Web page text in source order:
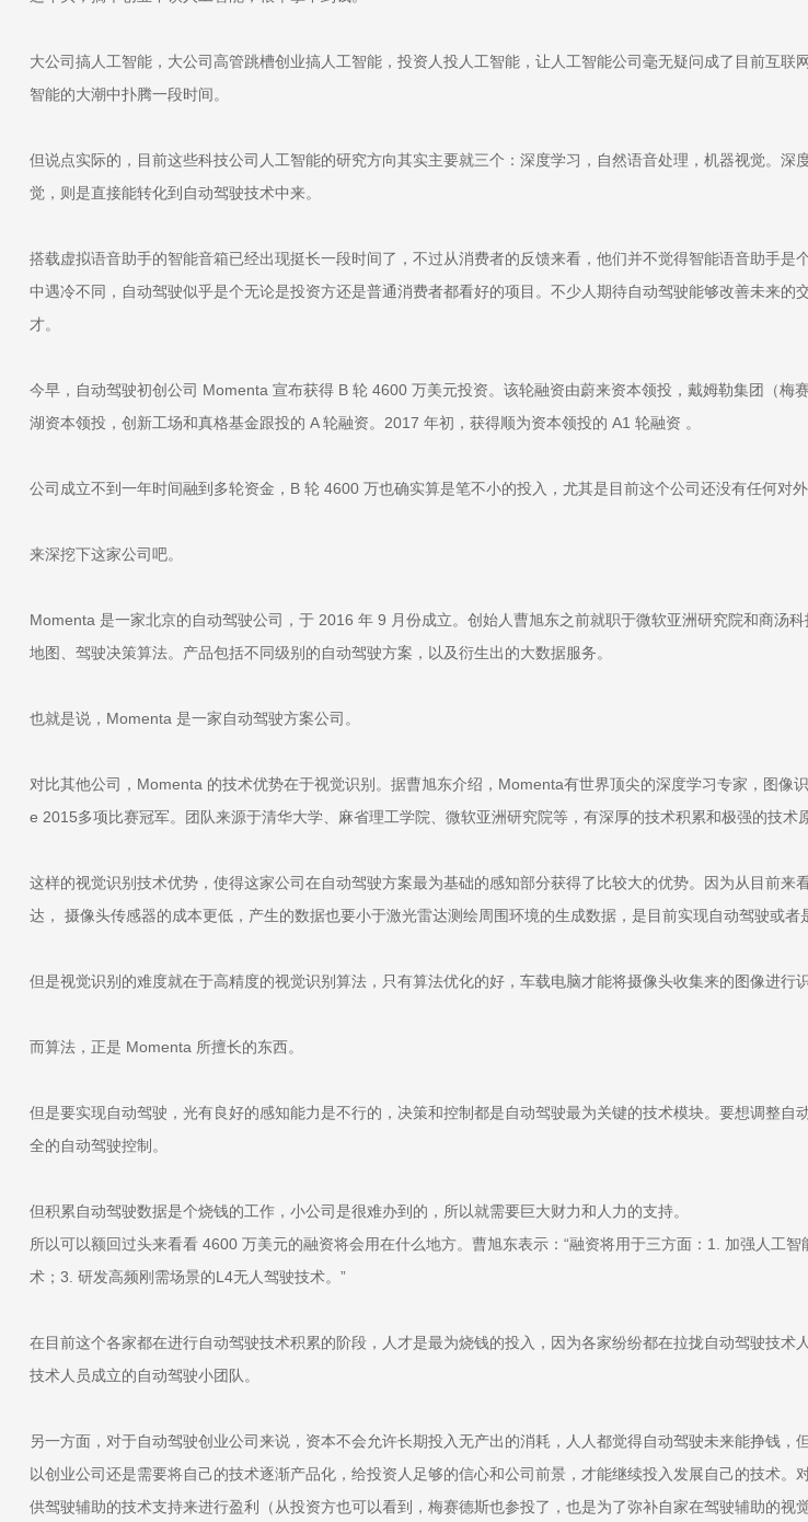
大公司搞人工智能，大公司高管跳槽创业搞人工智能，投资人投人工智能，让人工智能公司毫无疑问成了目前互
智能的大潮中扑腾一段时间。
但说点实际的，目前这些科技公司人工智能的研究方向其实主要就三个：深度学习，自然语音处理，机器视觉。
觉，则是直接能转化到自动驾驶技术中来。
搭载虚拟语音助手的智能音箱已经出现挺长一段时间了，不过从消费者的反馈来看，他们并不觉得智能语音助手
中遇冷不同，自动驾驶似乎是个无论是投资方还是普通消费者都看好的项目。不少人期待自动驾驶能够改善未来
才。
今早，自动驾驶初创公司 Momenta 宣布获得 B 轮 4600 万美元投资。该轮融资由蔚来资本领投，戴姆勒集团（
湖资本领投，创新工场和真格基金跟投的 A 轮融资。2017 年初，获得顺为资本领投的 A1 轮融资 。
公司成立不到一年时间融到多轮资金，B 轮 4600 万也确实算是笔不小的投入，尤其是目前这个公司还没有任何对外
来深挖下这家公司吧。
Momenta 是一家北京的自动驾驶公司，于 2016 年 9 月份成立。创始人曹旭东之前就职于微软亚洲研究院和商汤
地图、驾驶决策算法。产品包括不同级别的自动驾驶方案，以及衍生出的大数据服务。
也就是说，Momenta 是一家自动驾驶方案公司。
对比其他公司，Momenta 的技术优势在于视觉识别。据曹旭东介绍，Momenta有世界顶尖的深度学习专家，图
e 2015多项比赛冠军。团队来源于清华大学、麻省理工学院、微软亚洲研究院等，有深厚的技术积累和极强的技
这样的视觉识别技术优势，使得这家公司在自动驾驶方案最为基础的感知部分获得了比较大的优势。因为从目前
达， 摄像头传感器的成本更低，产生的数据也要小于激光雷达测绘周围环境的生成数据，是目前实现自动驾驶或者
但是视觉识别的难度就在于高精度的视觉识别算法，只有算法优化的好，车载电脑才能将摄像头收集来的图像进行
而算法，正是 Momenta 所擅长的东西。
但是要实现自动驾驶，光有良好的感知能力是不行的，决策和控制都是自动驾驶最为关键的技术模块。要想调整
全的自动驾驶控制。
但积累自动驾驶数据是个烧钱的工作，小公司是很难办到的，所以就需要巨大财力和人力的支持。
所以可以额回过头来看看 4600 万美元的融资将会用在什么地方。曹旭东表示：“融资将用于三方面：1. 加强人工
术；3. 研发高频刚需场景的L4无人驾驶技术。”
在目前这个各家都在进行自动驾驶技术积累的阶段，人才是最为烧钱的投入，因为各家纷纷都在拉拢自动驾驶技
技术人员成立的自动驾驶小团队。
另一方面，对于自动驾驶创业公司来说，资本不会允许长期投入无产出的消耗，人人都觉得自动驾驶未来能挣钱
以创业公司还是需要将自己的技术逐渐产品化，给投资人足够的信心和公司前景，才能继续投入发展自己的技术
供驾驶辅助的技术支持来进行盈利（从投资方也可以看到，梅赛德斯也参投了，也是为了弥补自家在驾驶辅助的